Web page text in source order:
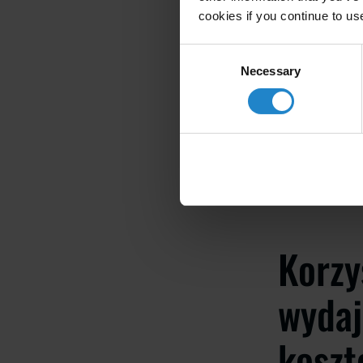
cookies if you continue to
Necessary
produkty do
Usuwanie